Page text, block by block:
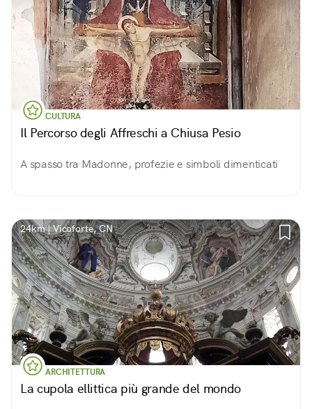
CULTURA
Il Percorso degli Affreschi a Chiusa Pesio
A spasso tra Madonne, profezie e simboli dimenticati
24km | Vicoforte, CN
ARCHITETTURA
La cupola ellittica più grande del mondo